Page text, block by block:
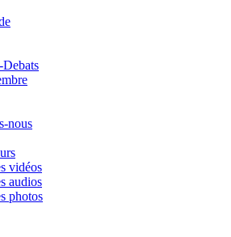
nous
vidéos
audios
photos